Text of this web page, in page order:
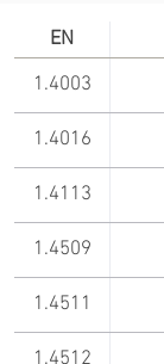
EN
1.4003
1.4016
1.4113
1.4509
1.4511
1.4512